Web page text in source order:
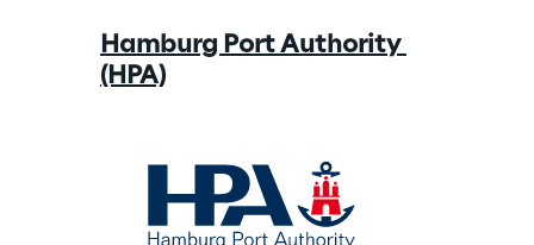
Hamburg Port Authority
(HPA)